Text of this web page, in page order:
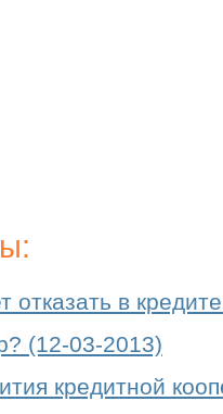
отказать в
(12-03-2013)
кредитной